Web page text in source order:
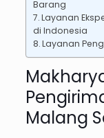
Barang
Layanan
di Indonesia
Layanan
Malang